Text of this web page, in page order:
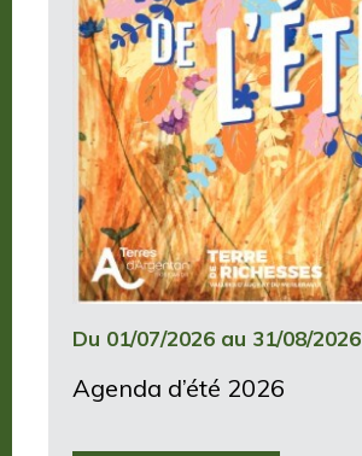
Du 01/07/2026 au 31/08/2026
Agenda d’été 2026